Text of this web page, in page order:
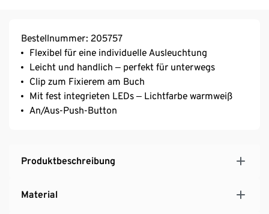
Bestellnummer: 205757
Flexibel für eine individuelle Ausleuchtung
Leicht und handlich ‒ perfekt für unterwegs
Clip zum Fixierem am Buch
Mit fest integrieten LEDs ‒ Lichtfarbe warmweiß
An/Aus-Push-Button
Produktbeschreibung
Material